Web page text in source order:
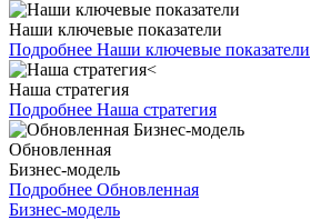
Наши ключевые показатели
Подробнее Наши ключевые показатели
Наша стратегия
Подробнее Наша стратегия
Обновленная
Бизнес-модель
Подробнее Обновленная
Бизнес-модель